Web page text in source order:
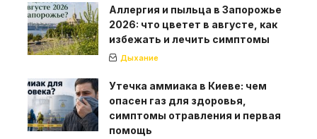
Аллергия и пыльца в Запорожье
2026: что цветет в августе, как
избежать и лечить симптомы
Дыхание
Утечка аммиака в Киеве: чем
опасен газ для здоровья,
симптомы отравления и первая
помощь